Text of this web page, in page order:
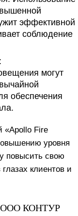
эффективной
соблюдение
могут
обеспечения
«Apollo Fire
уровня
повысить свою
клиентов и
ООО КОНТУР